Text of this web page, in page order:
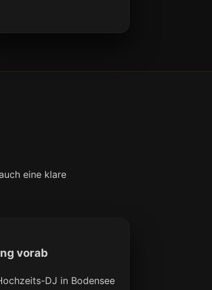
eine klare
vorab
DJ in Bodensee